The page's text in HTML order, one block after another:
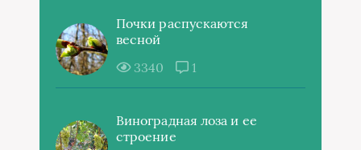
Почки распускаются
весной
3340
1
Виноградная лоза и ее
строение